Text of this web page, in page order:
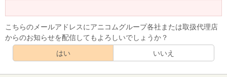
こちらのメールアドレスにアニコムグループ各社または取扱代理店
からのお知らせを配信してもよろしいでしょうか？
はい
いいえ